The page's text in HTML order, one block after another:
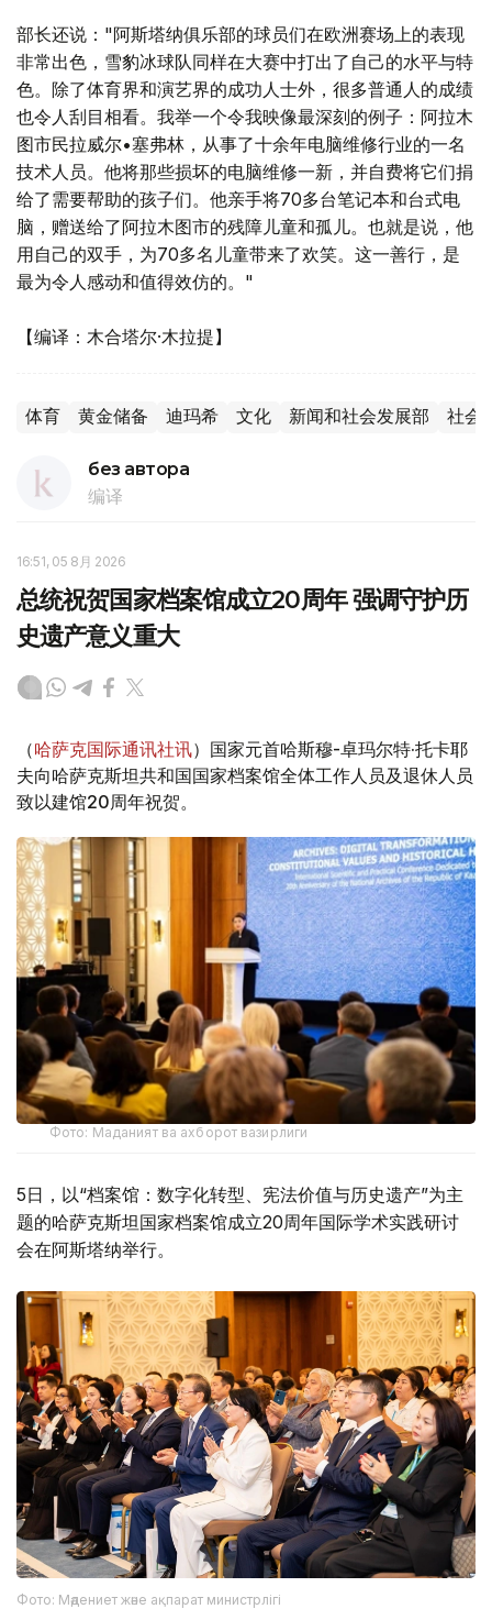
部长还说："阿斯塔纳俱乐部的球员们在欧洲赛场上的表现
非常出色，雪豹冰球队同样在大赛中打出了自己的水平与特
色。除了体育界和演艺界的成功人士外，很多普通人的成绩
也令人刮目相看。我举一个令我映像最深刻的例子：阿拉木
图市民拉威尔•塞弗林，从事了十余年电脑维修行业的一名
技术人员。他将那些损坏的电脑维修一新，并自费将它们捐
给了需要帮助的孩子们。他亲手将70多台笔记本和台式电
脑，赠送给了阿拉木图市的残障儿童和孤儿。也就是说，他
用自己的双手，为70多名儿童带来了欢笑。这一善行，是
最为令人感动和值得效仿的。"
【编译：木合塔尔·木拉提】
体育 黄金储备 迪玛希 文化 新闻和社会发展部 社会
без автора
编译
16:51, 05 8月 2026
总统祝贺国家档案馆成立20周年 强调守护历
史遗产意义重大
（哈萨克国际通讯社讯）国家元首哈斯穆-卓玛尔特·托卡耶
夫向哈萨克斯坦共和国国家档案馆全体工作人员及退休人员
致以建馆20周年祝贺。
Фото: Маданият ва ахборот вазирлиги
5日，以“档案馆：数字化转型、宪法价值与历史遗产”为主
题的哈萨克斯坦国家档案馆成立20周年国际学术实践研讨
会在阿斯塔纳举行。
Фото: Мәдениет және ақпарат министрлігі